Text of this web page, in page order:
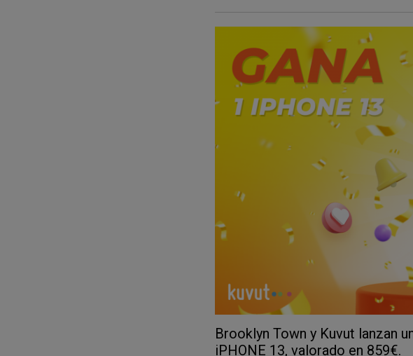
Brooklyn Town y Kuvut lanzan
iPHONE 13, valorado en 859€.